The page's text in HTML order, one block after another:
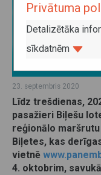
23. septembris 2020
Līdz trešdienas,
pasažieri Biļešu
reģionālo
Biļetes, kas
vietnē
4. oktobrim,
Privātuma
Detalizētāka
sīkdatnēm